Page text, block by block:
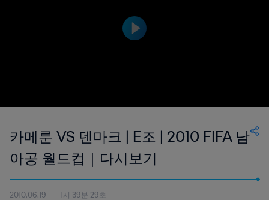
카메룬 VS 덴마크 | E조 | 2010 FIFA 남
아공 월드컵｜다시보기
2010.06.19 1시 39분 29초